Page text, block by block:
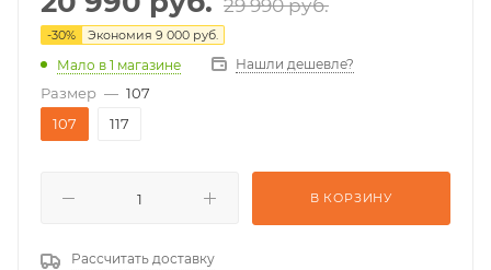
29 990руб.
-30% Экономия 9 000 руб.
Мало в 1 магазине Нашли дешевле?
Размер — 107
107
117
В КОРЗИНУ
Рассчитать доставку